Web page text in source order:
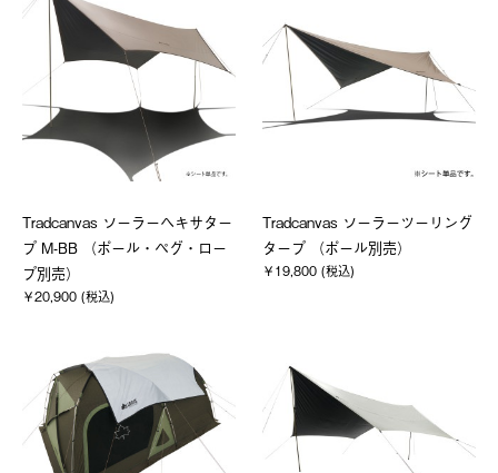
Tradcanvas ソーラーヘキサター
プ M-BB （ポール・ペグ・ロー
プ別売）
￥20,900 (税込)
Tradcanvas ソーラーツーリング
タープ （ポール別売）
￥19,800 (税込)